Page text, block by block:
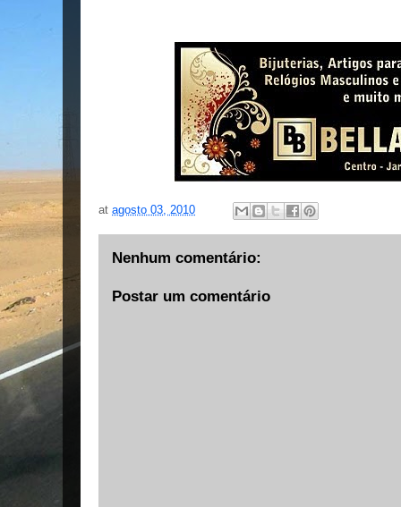
at agosto 03, 2010
Nenhum comentário:
Postar um comentário